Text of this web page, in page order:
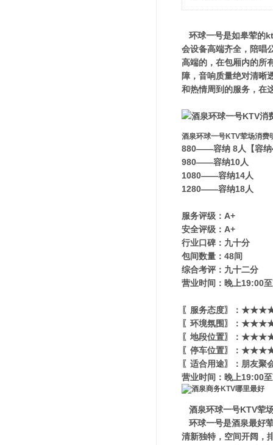
环球一号是如皋荤的
会设备高端齐全，陪唱
高端的，在包厢内的所
障，音响质量绝对清晰
和热情周到的服务，在
酒泉环球一号KTV荤场消费
880——容纳 8人【容纳
980——容纳10人
1080——容纳14人
1280——容纳18人
服务评级：A+
安全评级：A+
行业口碑：九十分
包间数量：48间
综合考评：九十二分
营业时间：晚上19:00
〖服务态度〗：
〖环境氛围〗：
〖地段位置〗：
〖停车位置〗：
〖适合用途〗：朋友聚
营业时间：晚上19:00
酒泉环球一号KTV荤
环球一号是酒泉最好
清新独特，空间开阔，